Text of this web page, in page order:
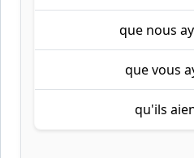
que nous
que vous
qu'ils